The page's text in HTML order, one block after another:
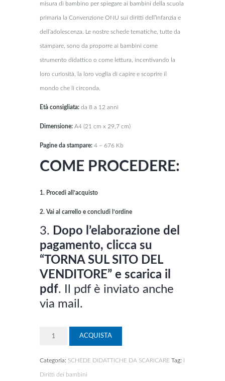
misura di bambino per spiegare ai bambini della scuola
primaria la Convenzione ONU sui diritti dell’infanzia e
dell’adolescenza. Le nostre schede tematiche, tutte da
stampare, sono da proporre ai bambini come
strumento didattico o come lettura, incentivando la
loro curiosità, la loro voglia di capire e scoprire il
mondo che li circonda.
Età consigliata: da 8 a 12 anni
Dimensione: A4 (21 cm x 29,7 cm)
Pagine da stampare: 4 – 676 Kb
COME PROCEDERE:
1. Procedi all’acquisto
2. Vai al carrello e concludi l’ordine
3. Dopo l’elaborazione del
pagamento, clicca su
“TORNA SUL SITO DEL
VENDITORE” e scarica il
pdf. Il pdf è inviato anche
via mail.
Quantità ACQUISTA
Categoria: SCHEDE DIDATTICHE DA SCARICARE Tag: I
Diritti dei bambini